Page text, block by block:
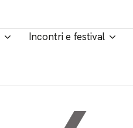
Incontri e festival